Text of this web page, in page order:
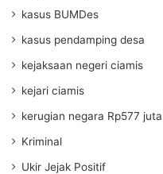
kasus BUMDes
kasus pendamping desa
kejaksaan negeri ciamis
kejari ciamis
kerugian negara Rp577 juta
Kriminal
Ukir Jejak Positif